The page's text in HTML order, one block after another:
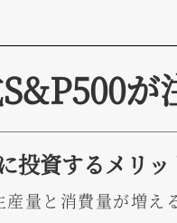
が
投資するメリッ
量と消費量が増え